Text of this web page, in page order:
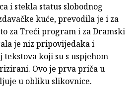
i stekla status slobodnog
kuće, prevodila je i za
za Treći program i za Dramski
je niz pripovijedaka i
koji su s uspjehom
Ovo je prva priča u
u obliku slikovnice.